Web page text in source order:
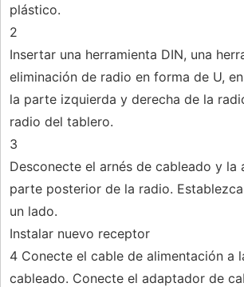
plástico.
2
Insertar una herramienta DIN, una
eliminación de radio en forma de U,
la parte izquierda y derecha de la
radio del tablero.
3
Desconecte el arnés de cableado y la
parte posterior de la radio.
un lado.
Instalar nuevo receptor
4 Conecte el cable de alimentación a
cableado. Conecte el adaptador de